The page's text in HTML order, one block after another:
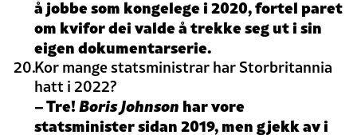
å jobbe som kongelege i 2020, fortel paret
om kvifor dei valde å trekke seg ut i sin
eigen dokumentarserie.
Kor mange statsministrar har Storbritannia
hatt i 2022?
– Tre!Boris Johnson har vore
statsminister sidan 2019, men gjekk av i